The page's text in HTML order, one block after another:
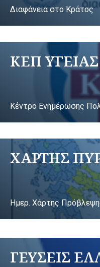
Διαφάνεια στο Κράτος
ΚΕΠ ΥΓΕΙΑΣ
Κέντρο Ενημέρωσης
ΧΑΡΤΗΣ
Ημερ. Χάρτης
ΓΕΥΣΕΙΣ